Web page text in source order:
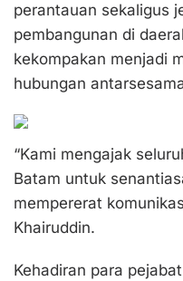
perantauan sekaligus
pembangunan di
kekompakan menjadi
hubungan
“Kami mengajak
Batam untuk
mempererat
Khairuddin.
Kehadiran para